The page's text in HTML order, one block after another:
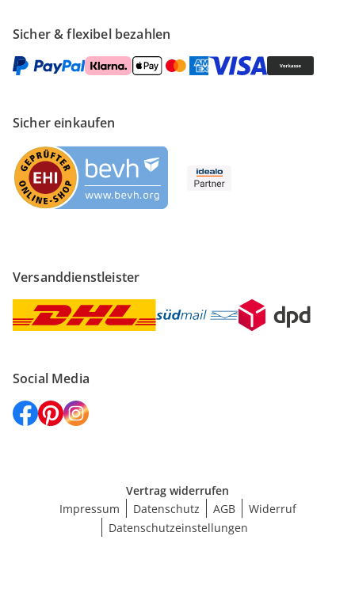
Sicher & flexibel bezahlen
Sicher einkaufen
Versanddienstleister
Social Media
Vertrag widerrufen
Impressum
Datenschutz AGB
Widerruf
Datenschutzeinstellungen